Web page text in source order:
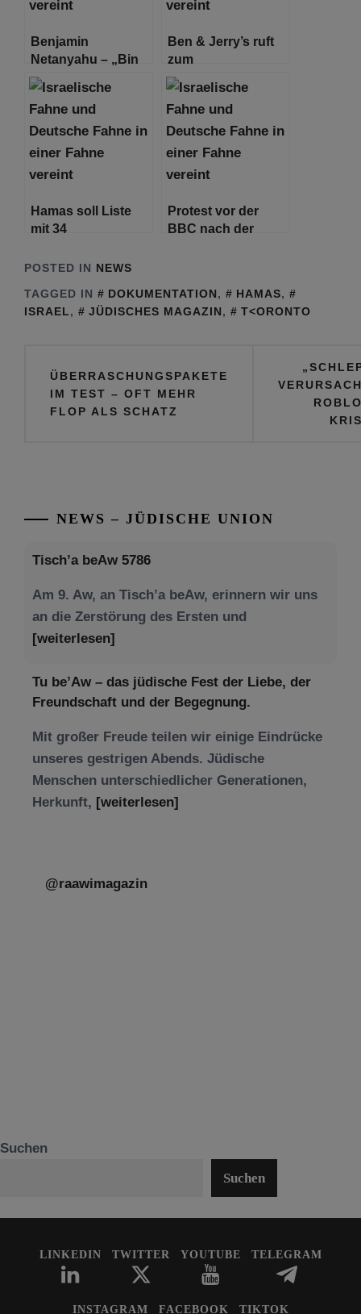
Benjamin
Netanyahu – „Bin
überzeugt, dass wir
diese Mission
erfolgreich
durchführen
werden“
Ben & Jerry’s ruft
zum
Waffenstillstand auf
Hamas soll Liste
mit 34
Geiseln zugestimmt
Protest vor der
BBC nach der
POSTED IN NEWS
TAGGED IN
DOKUMENTATION, HAMAS,
ISRAEL, JÜDISCHES MAGAZIN, T<ORONTO
ÜBERRASCHUNGSPAKETE
IM TEST – OFT MEHR
FLOP ALS SCHATZ
NEWS – JÜDISCHE UNION
Tisch’a beAw 5786
Am 9. Aw, an Tisch’a beAw, erinnern wir uns
an die Zerstörung des Ersten und
[weiterlesen]
Tu be’Aw – das jüdische Fest der Liebe, der
Freundschaft und der Begegnung.
Mit großer Freude teilen wir einige Eindrücke
unseres gestrigen Abends. Jüdische
Menschen unterschiedlicher Generationen,
Herkunft, [weiterlesen]
@raawimagazin
Suchen
Suchen
LINKEDIN TWITTER YOUTUBE TELEGRAM
INSTAGRAM FACEBOOK TIKTOK